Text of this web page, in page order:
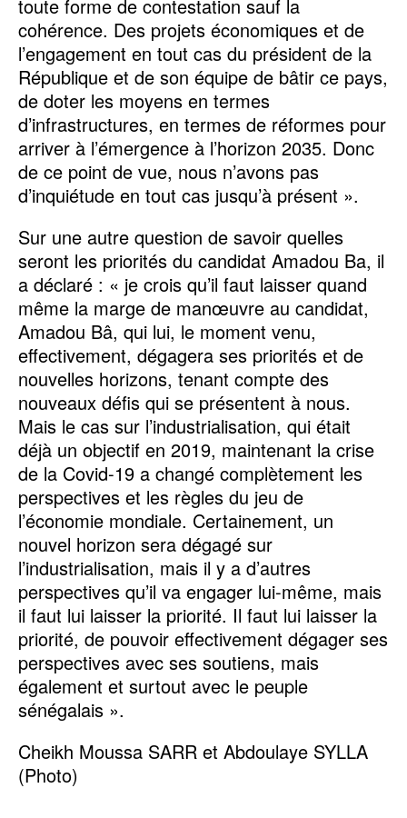
toute forme de contestation sauf la
cohérence. Des projets économiques et de
l’engagement en tout cas du président de la
République et de son équipe de bâtir ce pays,
de doter les moyens en termes
d’infrastructures, en termes de réformes pour
arriver à l’émergence à l’horizon 2035. Donc
de ce point de vue, nous n’avons pas
d’inquiétude en tout cas jusqu’à présent ».
Sur une autre question de savoir quelles
seront les priorités du candidat Amadou Ba, il
a déclaré : « je crois qu’il faut laisser quand
même la marge de manœuvre au candidat,
Amadou Bâ, qui lui, le moment venu,
effectivement, dégagera ses priorités et de
nouvelles horizons, tenant compte des
nouveaux défis qui se présentent à nous.
Mais le cas sur l’industrialisation, qui était
déjà un objectif en 2019, maintenant la crise
de la Covid-19 a changé complètement les
perspectives et les règles du jeu de
l’économie mondiale. Certainement, un
nouvel horizon sera dégagé sur
l’industrialisation, mais il y a d’autres
perspectives qu’il va engager lui-même, mais
il faut lui laisser la priorité. Il faut lui laisser la
priorité, de pouvoir effectivement dégager ses
perspectives avec ses soutiens, mais
également et surtout avec le peuple
sénégalais ».
Cheikh Moussa SARR et Abdoulaye SYLLA
(Photo)